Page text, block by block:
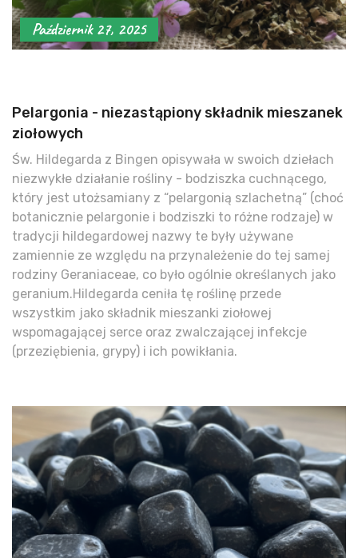
Październik 27, 2025
Pelargonia - niezastąpiony składnik mieszanek
ziołowych
Św. Hildegarda z Bingen opisywała w swoich dziełach
niezwykłe działanie rośliny - bodziszka cuchnącego,
który jest utożsamiany z “pelargonią szlachetną” (choć
botanicznie pelargonie i bodziszki to różne rodzaje) w
tradycji hildegardowej nazwy te były używane
zamiennie ze względu na przynależenie do tej samej
rodziny Geraniaceae, co było ogólnie określanych jako
geranium.Hildegarda ceniła tę roślinę przede
wszystkim jako składnik mieszanki ziołowej
wspomagającej serce oraz zwalczającej infekcje
(przeziębienia, grypy) i ich powikłania.